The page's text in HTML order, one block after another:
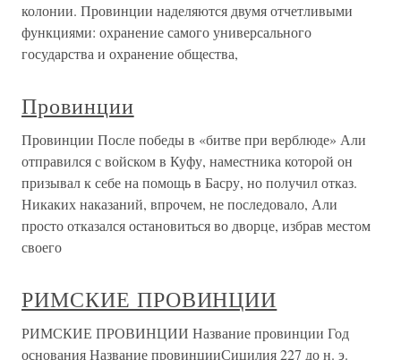
колонии. Провинции наделяются двумя отчетливыми
функциями: охранение самого универсального
государства и охранение общества,
Провинции
Провинции После победы в «битве при верблюде» Али
отправился с войском в Куфу, наместника которой он
призывал к себе на помощь в Басру, но получил отказ.
Никаких наказаний, впрочем, не последовало, Али
просто отказался остановиться во дворце, избрав местом
своего
РИМСКИЕ ПРОВИНЦИИ
РИМСКИЕ ПРОВИНЦИИ Название провинции Год
основания Название провинцииСицилия 227 до н. э.